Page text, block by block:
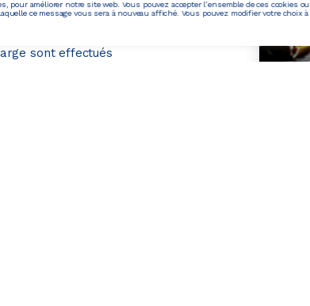
Dreev contribue à
sont effectués
améliorer notre site web. Vous pouvez accepter l’ensemble de ces cookies ou
ce message vous sera à nouveau affiché. Vous pouvez modifier votre choix à